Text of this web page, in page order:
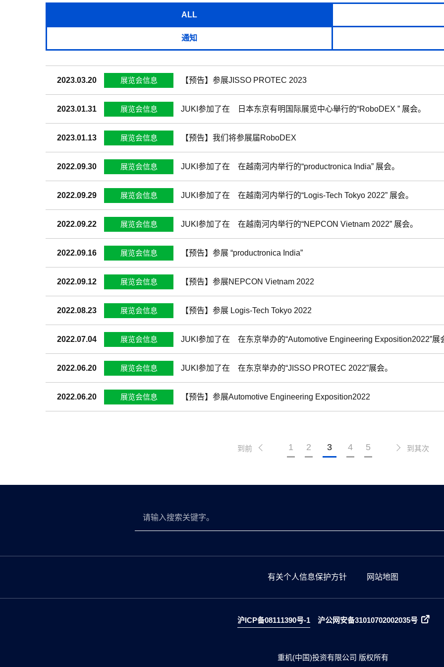
ALL
通知
2023.03.20 展览会信息 【预告】参展JISSO PROTEC 2023
2023.01.31 展览会信息 JUKI参加了在 日本东京有明国际展览中心舉行的“RoboDEX ” 展会。
2023.01.13 展览会信息 【预告】我们将参展届RoboDEX
2022.09.30 展览会信息 JUKI参加了在 在越南河内举行的“productronica India” 展会。
2022.09.29 展览会信息 JUKI参加了在 在越南河内举行的“Logis-Tech Tokyo 2022” 展会。
2022.09.22 展览会信息 JUKI参加了在 在越南河内举行的“NEPCON Vietnam 2022” 展会。
2022.09.16 展览会信息 【预告】参展 “productronica India”
2022.09.12 展览会信息 【预告】参展NEPCON Vietnam 2022
2022.08.23 展览会信息 【预告】参展 Logis-Tech Tokyo 2022
2022.07.04 展览会信息 JUKI参加了在 在东京举办的“Automotive Engineering Exposition2022”展
2022.06.20 展览会信息 JUKI参加了在 在东京举办的“JISSO PROTEC 2022”展会。
2022.06.20 展览会信息 【预告】参展Automotive Engineering Exposition2022
到前 1 2 3 4 5 到其次
有关个人信息保护方针 网站地图
沪ICP备08111390号-1沪公网安备31010702002035号
重机(中国)投资有限公司 版权所有